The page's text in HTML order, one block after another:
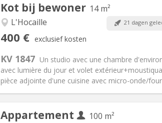
Kot bij bewoner 14 m²
L'Hocaille
400 € exclusief kosten
21 dagen
KV 1847 Un studio avec une chambre
avec lumière du jour et volet
pièce adjointe d'une cuisine avec micro-onde/
Inrichting
Badkamer:Privaat
Oppervlakte:14 m2
Appartement
100 m²